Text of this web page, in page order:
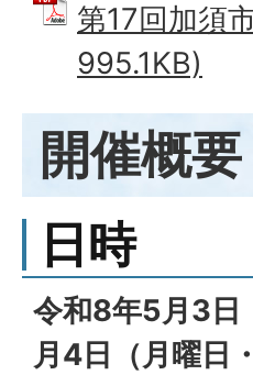
第17回加須
995.1KB)
開催概要
日時
令和8年5月3日
月4日（月曜日